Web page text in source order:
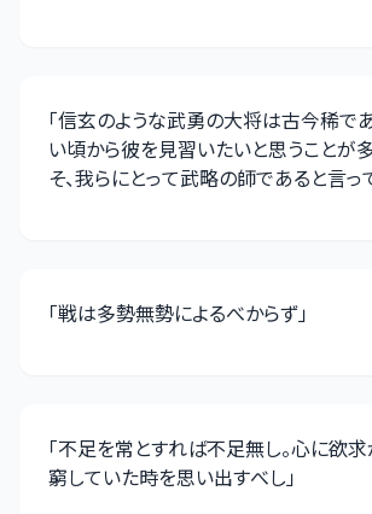
「信玄のような武勇の大将は古今稀で
い頃から彼を見習いたいと思うことが
そ、我らにとって武略の師であると言っ
「戦は多勢無勢によるべからず」
「不足を常とすれば不足無し。心に欲
窮していた時を思い出すべし」